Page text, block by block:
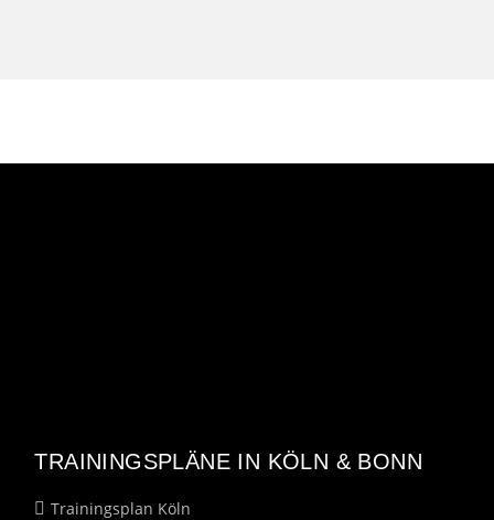
TRAININGSPLÄNE IN KÖLN & BONN
Trainingsplan Köln